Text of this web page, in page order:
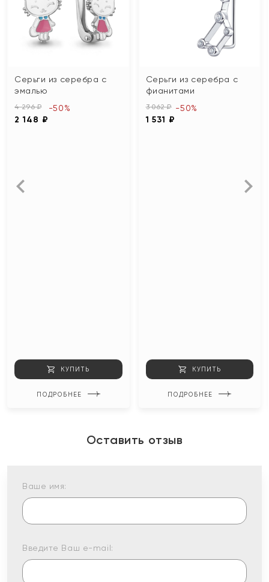
Серьги из серебра с
эмалью
4 296 ₽
2 148 ₽
-50%
КУПИТЬ
ПОДРОБНЕЕ
Серьги из серебра с
фианитами
3 062 ₽
1 531 ₽
-50%
КУПИТЬ
ПОДРОБНЕЕ
Оставить отзыв
Ваше имя:
Введите Ваш e-mail: